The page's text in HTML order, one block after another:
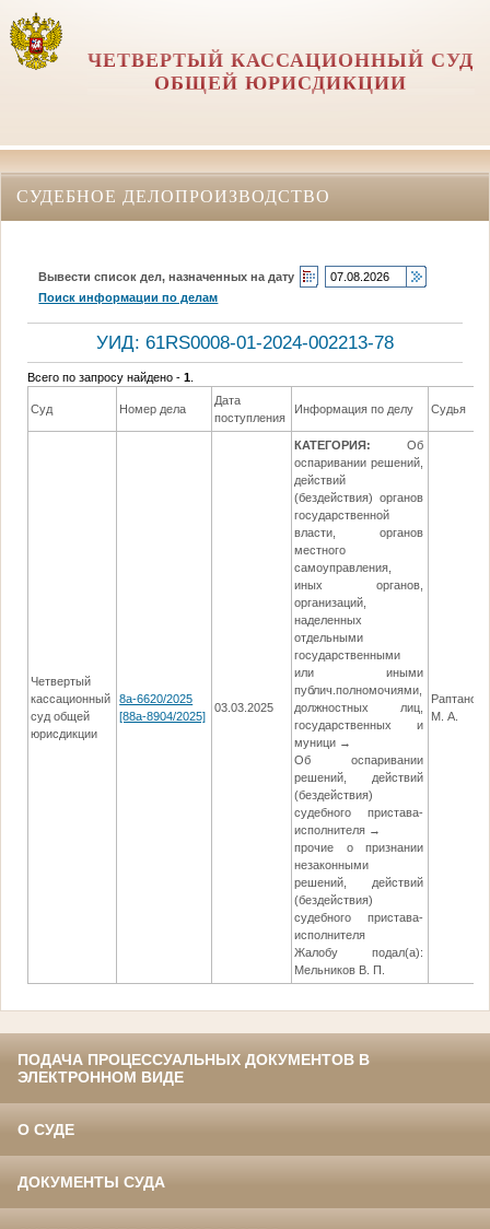
ЧЕТВЕРТЫЙ КАССАЦИОННЫЙ СУД
ОБЩЕЙ ЮРИСДИКЦИИ
СУДЕБНОЕ ДЕЛОПРОИЗВОДСТВО
Вывести список дел, назначенных на дату
Поиск информации по делам
УИД: 61RS0008-01-2024-002213-78
Всего по запросу найдено -1
Суд Номер дела
Дата
поступления
Информация по делу Судья
Четвертый
кассационный
суд общей
юрисдикции
8а-6620/2025
[88а-8904/2025]
03.03.2025
КАТЕГОРИЯ:
Об
оспаривании решений,
действий
(бездействия) органов
государственной
власти, органов
местного
самоуправления,
иных органов,
организаций,
наделенных
отдельными
государственными
или иными
публич.полномочиями,
должностных лиц,
государственных и
муници →
Об оспаривании
решений, действий
(бездействия)
судебного пристава-
исполнителя →
прочие о признании
незаконными
решений, действий
(бездействия)
судебного пристава-
исполнителя
Жалобу подал(а):
Мельников В. П.
Раптанова
М. А.
ПОДАЧА ПРОЦЕССУАЛЬНЫХ ДОКУМЕНТОВ В
ЭЛЕКТРОННОМ ВИДЕ
О СУДЕ
ДОКУМЕНТЫ СУДА